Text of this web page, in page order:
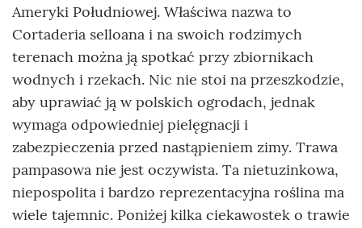
Ameryki Południowej. Właściwa nazwa to
Cortaderia selloana i na swoich rodzimych
terenach można ją spotkać przy zbiornikach
wodnych i rzekach. Nic nie stoi na przeszkodzie,
aby uprawiać ją w polskich ogrodach, jednak
wymaga odpowiedniej pielęgnacji i
zabezpieczenia przed nastąpieniem zimy. Trawa
pampasowa nie jest oczywista. Ta nietuzinkowa,
niepospolita i bardzo reprezentacyjna roślina ma
wiele tajemnic. Poniżej kilka ciekawostek o trawie